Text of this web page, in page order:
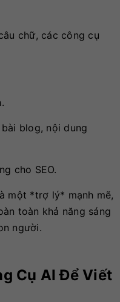
chữ, các công cụ
blog, nội dung
cho SEO.
một *trợ lý* mạnh mẽ,
toàn khả năng sáng
người.
Cụ AI Để Viết